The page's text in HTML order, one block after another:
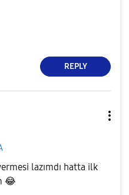
REPLY
lazımdı hatta ilk
😂